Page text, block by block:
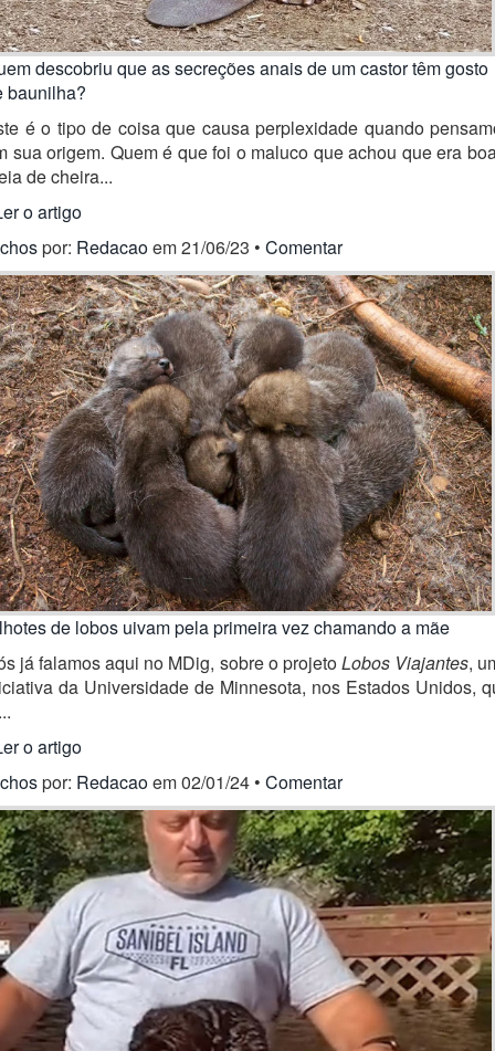
descobriu que as secreções anais de um castor têm gosto
baunilha?
é o tipo de coisa que causa perplexidade quando
sua origem. Quem é que foi o maluco que achou que era
de cheira...
o artigo
por: Redacaoem 21/06/23 • Comentar
de lobos uivam pela primeira vez chamando a mãe
já falamos aqui no MDig, sobre o projetoLobos Viajantes,
da Universidade de Minnesota, nos Estados Unidos,
o artigo
por: Redacaoem 02/01/24 • Comentar